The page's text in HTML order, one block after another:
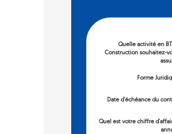
Quelle activité en
Construction souhaitez-
Forme
Date d'échéance du
Quel est votre chiffre